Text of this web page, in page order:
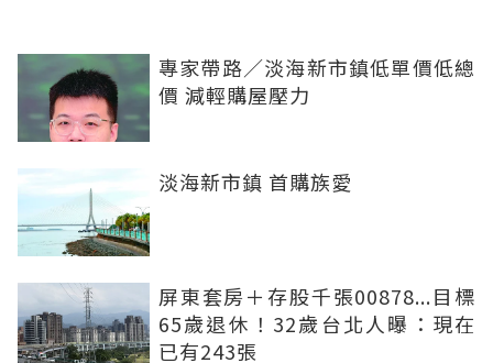
專家帶路／淡海新市鎮低單價低總
價 減輕購屋壓力
淡海新市鎮 首購族愛
屏東套房＋存股千張00878...目標
65歲退休！32歲台北人曝：現在
已有243張